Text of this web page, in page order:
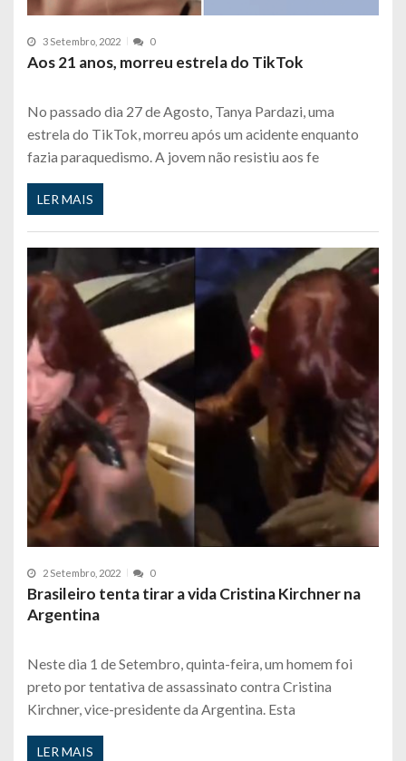
3 Setembro, 2022 0
Aos 21 anos, morreu estrela do TikTok
No passado dia 27 de Agosto, Tanya Pardazi, uma
estrela do TikTok, morreu após um acidente enquanto
fazia paraquedismo. A jovem não resistiu aos fe
LER MAIS
2 Setembro, 2022 0
Brasileiro tenta tirar a vida Cristina Kirchner na
Argentina
Neste dia 1 de Setembro, quinta-feira, um homem foi
preto por tentativa de assassinato contra Cristina
Kirchner, vice-presidente da Argentina. Esta
LER MAIS